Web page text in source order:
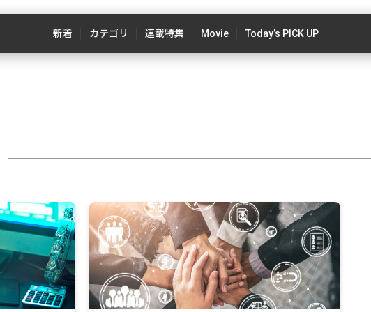
新着 カテゴリ 連載特集 Movie Today’s PICK UP